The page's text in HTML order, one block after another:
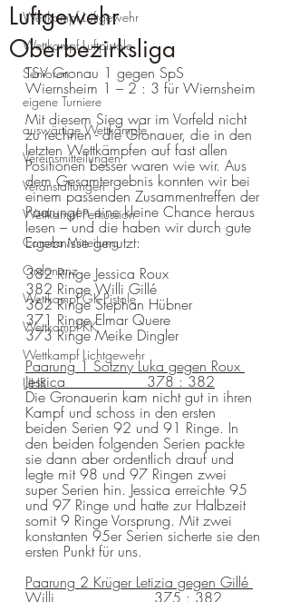
Wettkampf Luftgewehr
Wettkampf Luftpistole
Senioren
eigene Turniere
auswärtige Wettkämpfe
Vereinsmitteilungen
Veranstaltungen
Wettkampf Perkussion
Corona Mitteilung
Ordonanz
Wettkampf GK-Pistole
Wettkampf KK
Wettkampf Lichtgewehr
UHR
Luftgewehr
Oberbezirksliga
TSV Gronau 1 gegen SpS
Wiernsheim 1 – 2 : 3 für Wiernsheim
Mit diesem Sieg war im Vorfeld nicht
zu rechnen - die Gronauer, die in den
letzten Wettkämpfen auf fast allen
Positionen besser waren wie wir. Aus
dem Gesamtergebnis konnten wir bei
einem passenden Zusammentreffen der
Paarungen eine kleine Chance heraus
lesen – und die haben wir durch gute
Ergebnisse genutzt:
382 Ringe Jessica Roux
382 Ringe Willi Gillé
362 Ringe Stephan Hübner
371 Ringe Elmar Quere
373 Ringe Meike Dingler
Paarung 1 Sotzny Luka gegen Roux
Jessica                  378 : 382
Die Gronauerin kam nicht gut in ihren
Kampf und schoss in den ersten
beiden Serien 92 und 91 Ringe. In
den beiden folgenden Serien packte
sie dann aber ordentlich drauf und
legte mit 98 und 97 Ringen zwei
super Serien hin. Jessica erreichte 95
und 97 Ringe und hatte zur Halbzeit
somit 9 Ringe Vorsprung. Mit zwei
konstanten 95er Serien sicherte sie den
ersten Punkt für uns.
Paarung 2 Krüger Letizia gegen Gillé
Willi                      375 : 382